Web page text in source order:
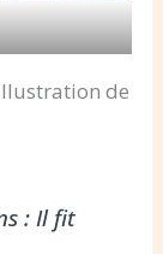
de
: Il fit